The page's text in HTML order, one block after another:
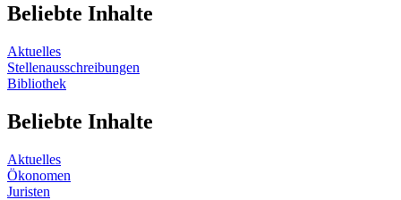
Beliebte Inhalte
Aktuelles
Stellenausschreibungen
Bibliothek
Beliebte Inhalte
Aktuelles
Ökonomen
Juristen